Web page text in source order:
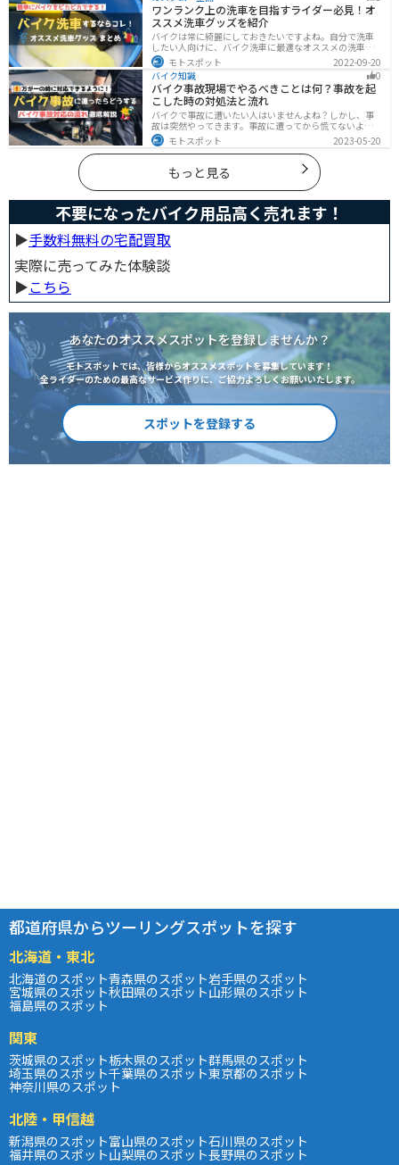
ワンランク上の洗車を目指すライダー必見！オ
ススメ洗車グッズを紹介
バイクは常に綺麗にしておきたいですよね。自分で洗車
したい人向けに、バイク洗車に最適なオススメの洗車グ
ッズを紹介します。汚れを落とすシャンプーからツヤを
出すワックスまで全て紹介します。自分でバイク洗車を
しようと思っている方は参考にしてください。
モトスポット
2022-09-20
バイク知識
0
バイク事故現場でやるべきことは何？事故を起
こした時の対処法と流れ
バイクで事故に遭いたい人はいませんよね？しかし、事
故は突然やってきます。事故に遭ってから慌てないよう
に対処法を知っておきましょう。自分が加害者になった
時、被害者になった時、それぞれどんな対応をすれば良
いのかまとめました。
モトスポット 2023-05-20
もっと見る
不要になったバイク用品高く売れます！
▶︎手数料無料の宅配買取
実際に売ってみた体験談
▶︎こちら
あなたのオススメスポットを登録しませんか？
モトスポットでは、皆様からオススメスポットを募集しています！
全ライダーのための最高なサービス作りに、ご協力よろしくお願いいたします。
スポットを登録する
都道府県からツーリングスポットを探す
北海道・東北
北海道のスポット青森県のスポット岩手県のスポット
宮城県のスポット秋田県のスポット山形県のスポット
福島県のスポット
関東
茨城県のスポット栃木県のスポット群馬県のスポット
埼玉県のスポット千葉県のスポット東京都のスポット
神奈川県のスポット
北陸・甲信越
新潟県のスポット富山県のスポット石川県のスポット
福井県のスポット山梨県のスポット長野県のスポット